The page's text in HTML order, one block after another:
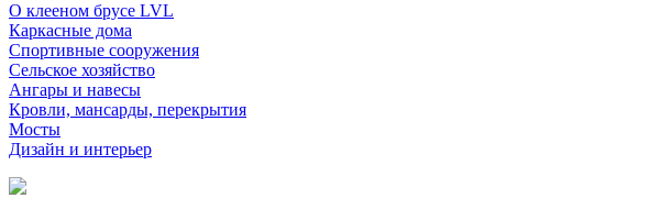
О клееном брусе LVL
Каркасные дома
Спортивные сооружения
Сельское хозяйство
Ангары и навесы
Кровли, мансарды, перекрытия
Мосты
Дизайн и интерьер